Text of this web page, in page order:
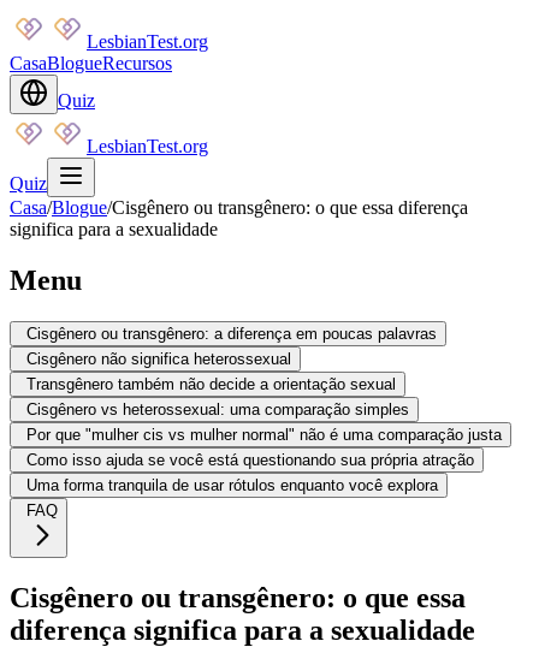
LesbianTest.org
CasaBlogueRecursos
Quiz
LesbianTest.org
Quiz
Casa/Blogue/Cisgênero ou transgênero: o que essa diferença
significa para a sexualidade
Menu
Cisgênero ou transgênero: a diferença em poucas palavras
Cisgênero não significa heterossexual
Transgênero também não decide a orientação sexual
Cisgênero vs heterossexual: uma comparação simples
Por que "mulher cis vs mulher normal" não é uma comparação justa
Como isso ajuda se você está questionando sua própria atração
Uma forma tranquila de usar rótulos enquanto você explora
FAQ
Cisgênero ou transgênero: o que essa
diferença significa para a sexualidade